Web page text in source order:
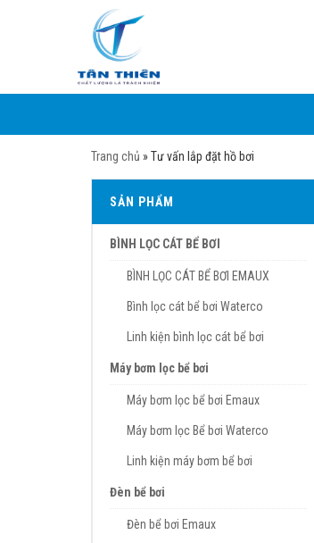
Trang chủ »Tư vấn lắp đặt hồ bơi
SẢN PHẨM
BÌNH LỌC CÁT BỂ BƠI
BÌNH LỌC CÁT BỂ BƠI EMAUX
Bình lọc cát bể bơi Waterco
Linh kiện bình lọc cát bể bơi
Máy bơm lọc bể bơi
Máy bơm lọc bể bơi Emaux
Máy bơm lọc Bể bơi Waterco
Linh kiện máy bơm bể bơi
Đèn bể bơi
Đèn bể bơi Emaux